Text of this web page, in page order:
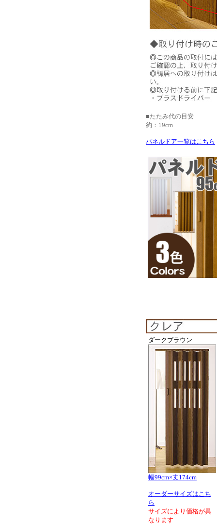
■たたみ代の目安
約：19cm
パネルドア一覧はこちら
ダークブラウン
幅99cm×丈174cm
オーダーサイズはこち
ら
サイズにより価格が異
なります